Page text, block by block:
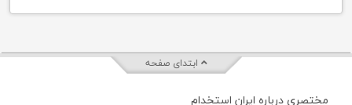
ابتدای صفحه
مختصری درباره ایران استخدام